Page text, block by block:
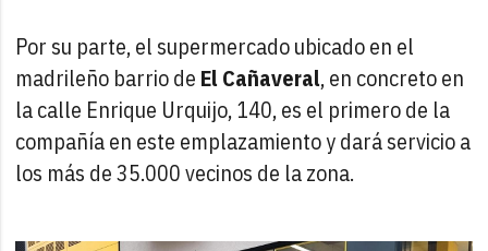
Por su parte, el supermercado ubicado en el
madrileño barrio de El Cañaveral, en concreto en
la calle Enrique Urquijo, 140, es el primero de la
compañía en este emplazamiento y dará servicio a
los más de 35.000 vecinos de la zona.